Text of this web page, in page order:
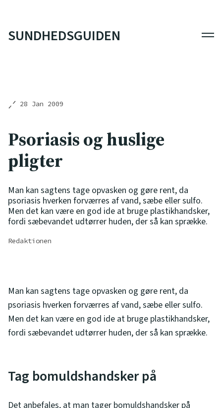
SUNDHEDSGUIDEN
28 Jan 2009
Psoriasis og huslige
pligter
Man kan sagtens tage opvasken og gøre rent, da
psoriasis hverken forværres af vand, sæbe eller sulfo.
Men det kan være en god ide at bruge plastikhandsker,
fordi sæbevandet udtørrer huden, der så kan sprække.
Redaktionen
Man kan sagtens tage opvasken og gøre rent, da
psoriasis hverken forværres af vand, sæbe eller sulfo.
Men det kan være en god ide at bruge plastikhandsker,
fordi sæbevandet udtørrer huden, der så kan sprække.
Tag bomuldshandsker på
Det anbefales, at man tager bomuldshandsker på